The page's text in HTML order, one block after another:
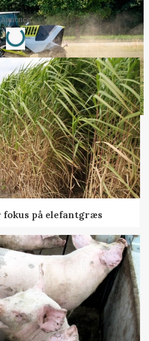
Annonce
på elefantgræs